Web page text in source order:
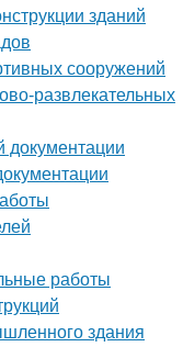
зданий
сооружений
развлекательных
документации
работы
здания